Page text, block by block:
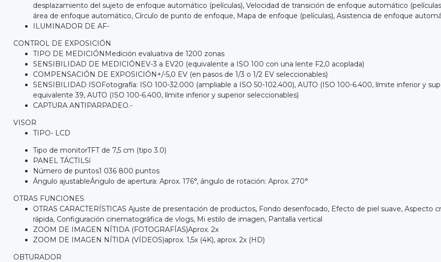
desplazamiento del sujeto de enfoque automático (películas), Velocidad de transición de enfoque automático
área de enfoque automático, Círculo de punto de enfoque, Mapa de enfoque (películas), Asistencia de enfoque
ILUMINADOR DE AF-
CONTROL DE EXPOSICIÓN
TIPO DE MEDICIÓNMedición evaluativa de 1200 zonas
SENSIBILIDAD DE MEDICIÓNEV-3 a EV20 (equivalente a ISO 100 con una lente F2,0 acoplada)
COMPENSACIÓN DE EXPOSICIÓN+/-5,0 EV (en pasos de 1/3 o 1/2 EV seleccionables)
SENSIBILIDAD ISOFotografía: ISO 100-32.000 (ampliable a ISO 50-102.400), AUTO (ISO 100-6.400, límite inferior y
equivalente 39, AUTO (ISO 100-6.400, límite inferior y superior seleccionables)
CAPTURA ANTIPARPADEO.-
VISOR
TIPO- LCD
Tipo de monitorTFT de 7,5 cm (tipo 3.0)
PANEL TÁCTILSí
Número de puntos1 036 800 puntos
Ángulo ajustableÁngulo de apertura: Aprox. 176°, ángulo de rotación: Aprox. 270°
OTRAS FUNCIONES
OTRAS CARACTERÍSTICAS Ajuste de presentación de productos, Fondo desenfocado, Efecto de piel suave, Aspecto
rápida, Configuración cinematográfica de vlogs, Mi estilo de imagen, Pantalla vertical
ZOOM DE IMAGEN NÍTIDA (FOTOGRAFÍAS)Aprox. 2x
ZOOM DE IMAGEN NÍTIDA (VÍDEOS)aprox. 1,5x (4K), aprox. 2x (HD)
OBTURADOR